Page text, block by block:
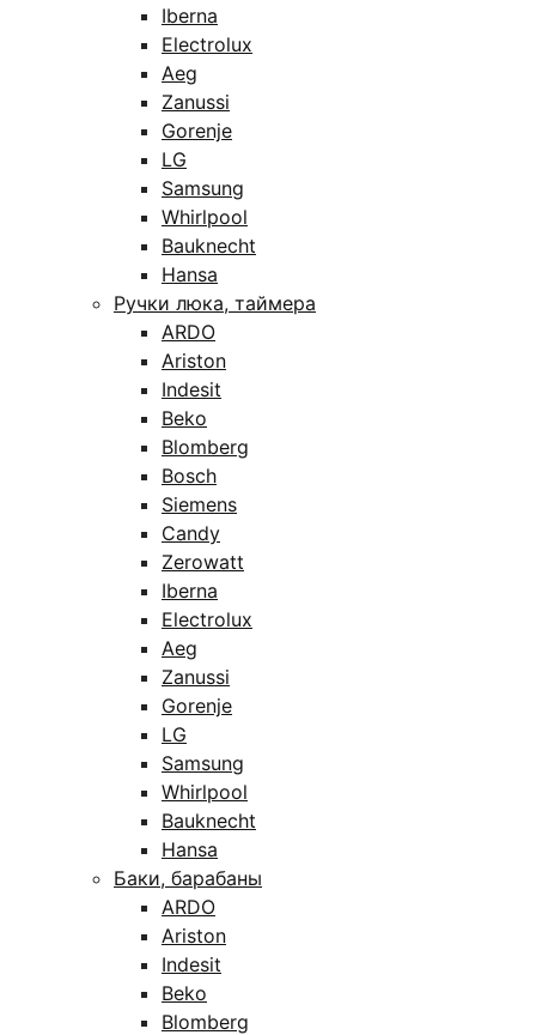
Iberna
Electrolux
Aeg
Zanussi
Gorenje
LG
Samsung
Whirlpool
Bauknecht
Hansa
Ручки люка, таймера
ARDO
Ariston
Indesit
Beko
Blomberg
Bosch
Siemens
Candy
Zerowatt
Iberna
Electrolux
Aeg
Zanussi
Gorenje
LG
Samsung
Whirlpool
Bauknecht
Hansa
Баки, барабаны
ARDO
Ariston
Indesit
Beko
Blomberg